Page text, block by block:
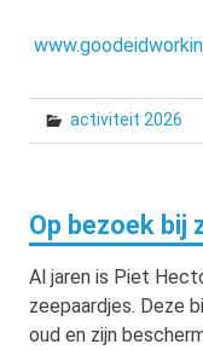
activiteit 2026
Op bezoek bij
Al jaren is Piet
zeepaardjes. Deze
oud en zijn